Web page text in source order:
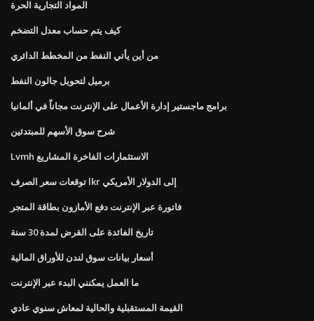
المواد التجارية الحرة
كيف يتم حساب معدل التضخم
من أين يأتي النفط من المخطط الدائري
برميل لتحويل جالون النفط
برامج ماجستير إدارة الأعمال على الإنترنت مجاناً في ألمانيا
شرح سوق الأسهم للمبتدئين
Lvmh الاستثمارات الفاخرة المشاريع
توقعات سعر الصرف lkr إلى الدولار الأمريكي
فاتورة عبر الإنترنت دفع الأمازون بطاقة المتجر
تاريخ الفائدة على القرض لمدة 30 سنة
أسعار بيانات سوق لندن للأوراق المالية
ما العمل يمكنني البدء عبر الإنترنت
القيمة المستقبلية والحالية لمعاش سنوي عادي